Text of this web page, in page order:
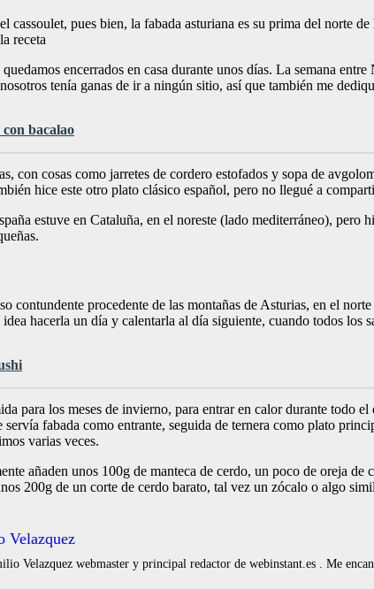
cassoulet, pues bien, la fabada asturiana es su prima del norte
receta
encerrados en casa durante unos días. La semana
tenía ganas de ir a ningún sitio, así que también me
bacalao
con cosas como jarretes de cordero estofados y sopa de
hice este otro plato clásico español, pero no llegué a
estuve en Cataluña, en el noreste (lado mediterráneo),
contundente procedente de las montañas de Asturias, en el
idea hacerla un día y calentarla al día siguiente, cuando todos los
para los meses de invierno, para entrar en calor durante todo
servía fabada como entrante, seguida de ternera como plato
varias veces.
añaden unos 100g de manteca de cerdo, un poco de oreja
200g de un corte de cerdo barato, tal vez un zócalo o algo
Velazquez
Velazquez webmaster y principal redactor de webinstant.es . Me